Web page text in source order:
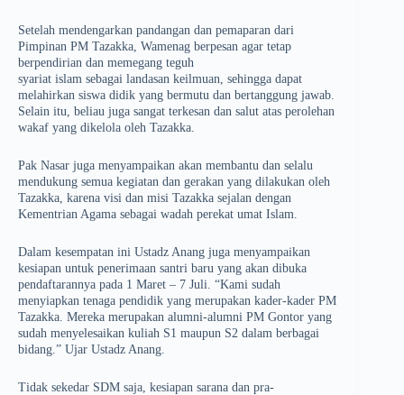
Setelah mendengarkan pandangan dan pemaparan dari
Pimpinan PM Tazakka, Wamenag berpesan agar tetap
berpendirian dan memegang teguh
syariat islam sebagai landasan keilmuan, sehingga dapat
melahirkan siswa didik yang bermutu dan bertanggung jawab.
Selain itu, beliau juga sangat terkesan dan salut atas perolehan
wakaf yang dikelola oleh Tazakka.
Pak Nasar juga menyampaikan akan membantu dan selalu
mendukung semua kegiatan dan gerakan yang dilakukan oleh
Tazakka, karena visi dan misi Tazakka sejalan dengan
Kementrian Agama sebagai wadah perekat umat Islam.
Dalam kesempatan ini Ustadz Anang juga menyampaikan
kesiapan untuk penerimaan santri baru yang akan dibuka
pendaftarannya pada 1 Maret – 7 Juli. “Kami sudah
menyiapkan tenaga pendidik yang merupakan kader-kader PM
Tazakka. Mereka merupakan alumni-alumni PM Gontor yang
sudah menyelesaikan kuliah S1 maupun S2 dalam berbagai
bidang.” Ujar Ustadz Anang.
Tidak sekedar SDM saja, kesiapan sarana dan pra-